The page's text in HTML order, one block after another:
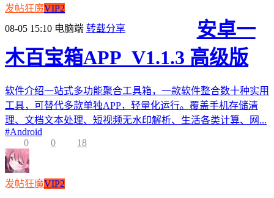
发帖狂魔VIP2
08-05 15:10 电脑端 转载分享
安卓一
木百宝箱APP_V1.1.3 高级版
软件介绍一站式多功能聚合工具箱，一款软件整合数十种实用
工具，可替代多款单独APP，轻量化运行。覆盖手机存储清
理、文档文本处理、短视频无水印解析、生活各类计算、网...
#Android
0
0 18
发帖狂魔VIP2